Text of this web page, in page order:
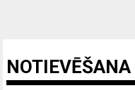
NOTIEVĒŠANA